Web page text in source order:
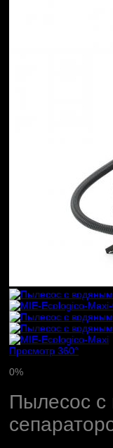
Просмотр 360°
0%
Пылесос